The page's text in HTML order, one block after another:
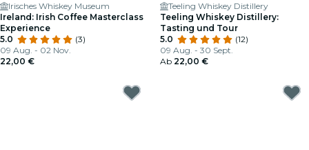
Irisches Whiskey Museum
Ireland: Irish Coffee Masterclass
Experience
5.0
(3)
09 Aug. - 02 Nov.
22,00 €
Teeling Whiskey Distillery
Teeling Whiskey Distillery:
Tasting und Tour
5.0
(12)
09 Aug. - 30 Sept.
Ab 22,00 €